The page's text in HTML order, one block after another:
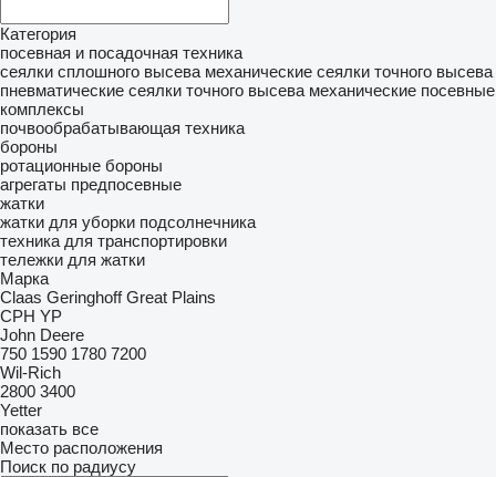
Категория
посевная и посадочная техника
сеялки сплошного высева механические сеялки точного высева
пневматические сеялки точного высева механические посевные
комплексы
почвообрабатывающая техника
бороны
ротационные бороны
агрегаты предпосевные
жатки
жатки для уборки подсолнечника
техника для транспортировки
тележки для жатки
Марка
Claas Geringhoff Great Plains
CPH YP
John Deere
750 1590 1780 7200
Wil-Rich
2800 3400
Yetter
показать все
Место расположения
Поиск по радиусу